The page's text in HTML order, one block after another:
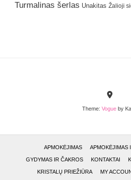
Turmalinas šerlas Unakitas Žalioji
Theme: Vogueby
APMOKĖJIMAS APMOKĖJIMAS
GYDYMAS IR ČAKROS KONTAKTAI
KRISTALŲ PRIEŽIŪRA MY